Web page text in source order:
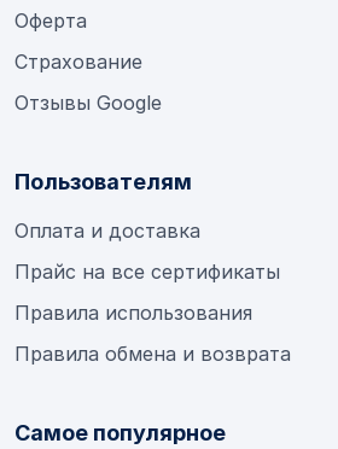
Оферта
Страхование
Отзывы Google
Пользователям
Оплата и доставка
Прайс на все сертификаты
Правила использования
Правила обмена и возврата
Самое популярное